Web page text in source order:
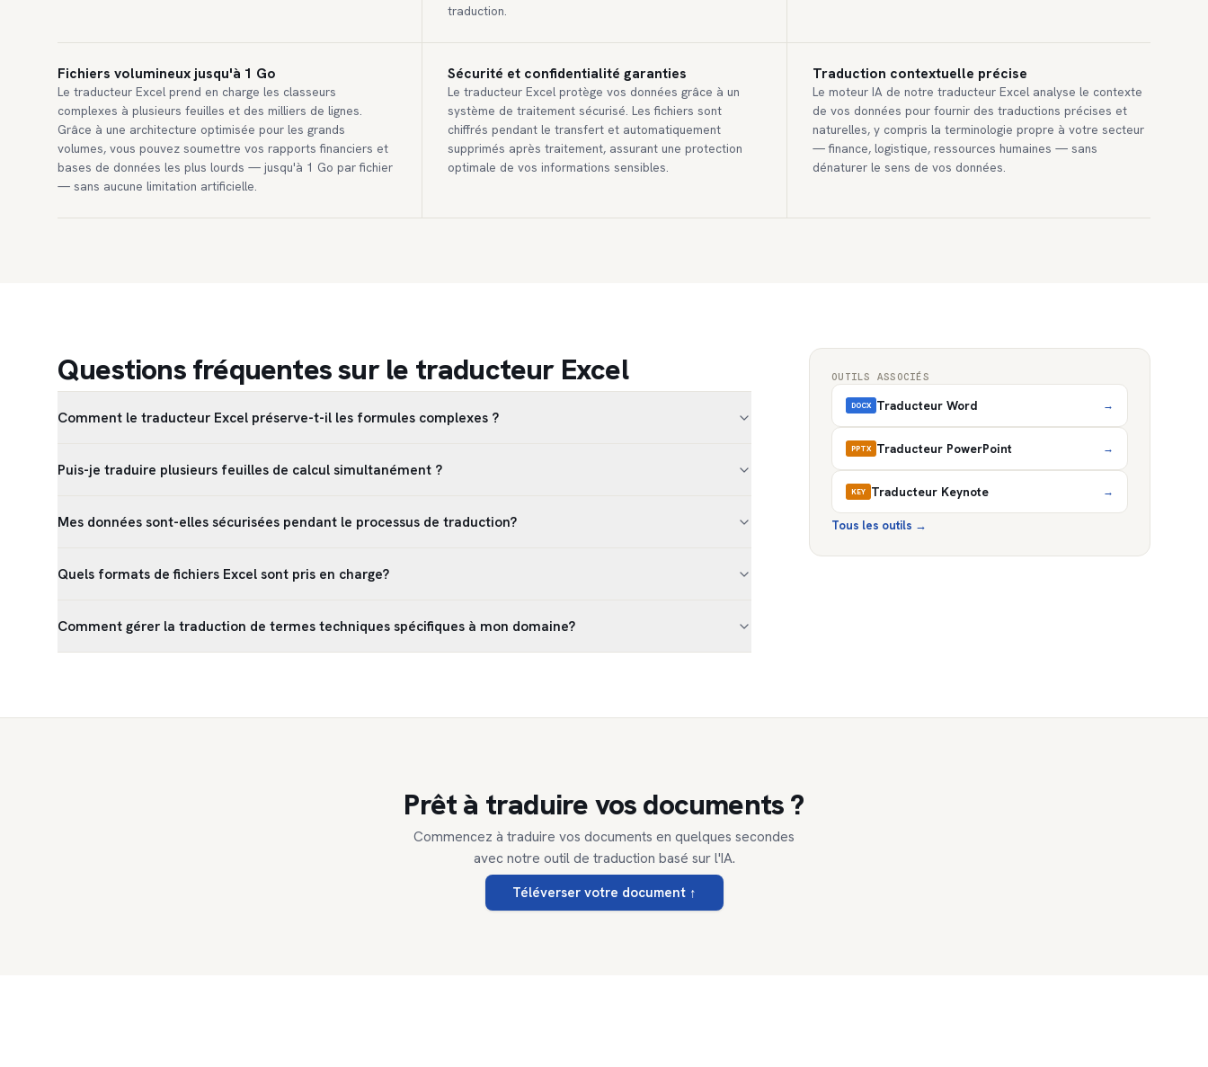
traduction.
Fichiers volumineux jusqu'à 1 Go
Le traducteur Excel prend en charge les classeurs
complexes à plusieurs feuilles et des milliers de lignes.
Grâce à une architecture optimisée pour les grands
volumes, vous pouvez soumettre vos rapports financiers et
bases de données les plus lourds — jusqu'à 1 Go par fichier
— sans aucune limitation artificielle.
Sécurité et confidentialité garanties
Le traducteur Excel protège vos données grâce à un
système de traitement sécurisé. Les fichiers sont
chiffrés pendant le transfert et automatiquement
supprimés après traitement, assurant une protection
optimale de vos informations sensibles.
Traduction contextuelle précise
Le moteur IA de notre traducteur Excel analyse le contexte
de vos données pour fournir des traductions précises et
naturelles, y compris la terminologie propre à votre secteur
— finance, logistique, ressources humaines — sans
dénaturer le sens de vos données.
Questions fréquentes sur le traducteur Excel
Comment le traducteur Excel préserve-t-il les formules complexes ?
Puis-je traduire plusieurs feuilles de calcul simultanément ?
Mes données sont-elles sécurisées pendant le processus de traduction?
Quels formats de fichiers Excel sont pris en charge?
Comment gérer la traduction de termes techniques spécifiques à mon domaine?
OUTILS ASSOCIÉS
DOCX Traducteur Word →
PPTX Traducteur PowerPoint →
KEY Traducteur Keynote →
Tous les outils →
Prêt à traduire vos documents ?
Commencez à traduire vos documents en quelques secondes
avec notre outil de traduction basé sur l'IA.
Téléverser votre document↑